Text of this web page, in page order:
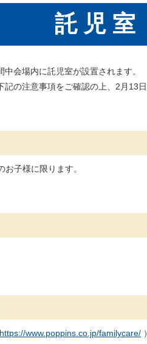
託児室
会場内に託児室が設置されます。
の注意事項をご確認の上、2月13
子様に限ります。
https://www.poppins.co.jp/familycare/ ）